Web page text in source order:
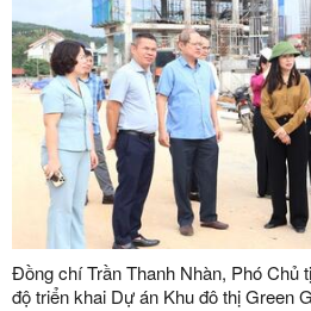
Đồng chí Trần Thanh Nhàn, Phó Chủ
độ triển khai Dự án Khu đô thị Green